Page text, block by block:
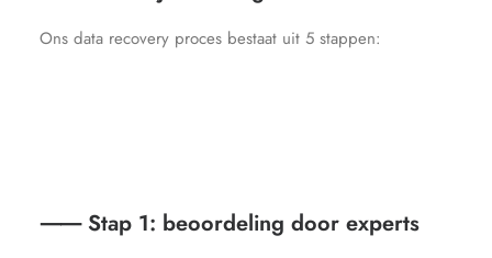
Ons data recovery proces bestaat uit 5 stappen:
⸺ Stap 1: beoordeling door experts